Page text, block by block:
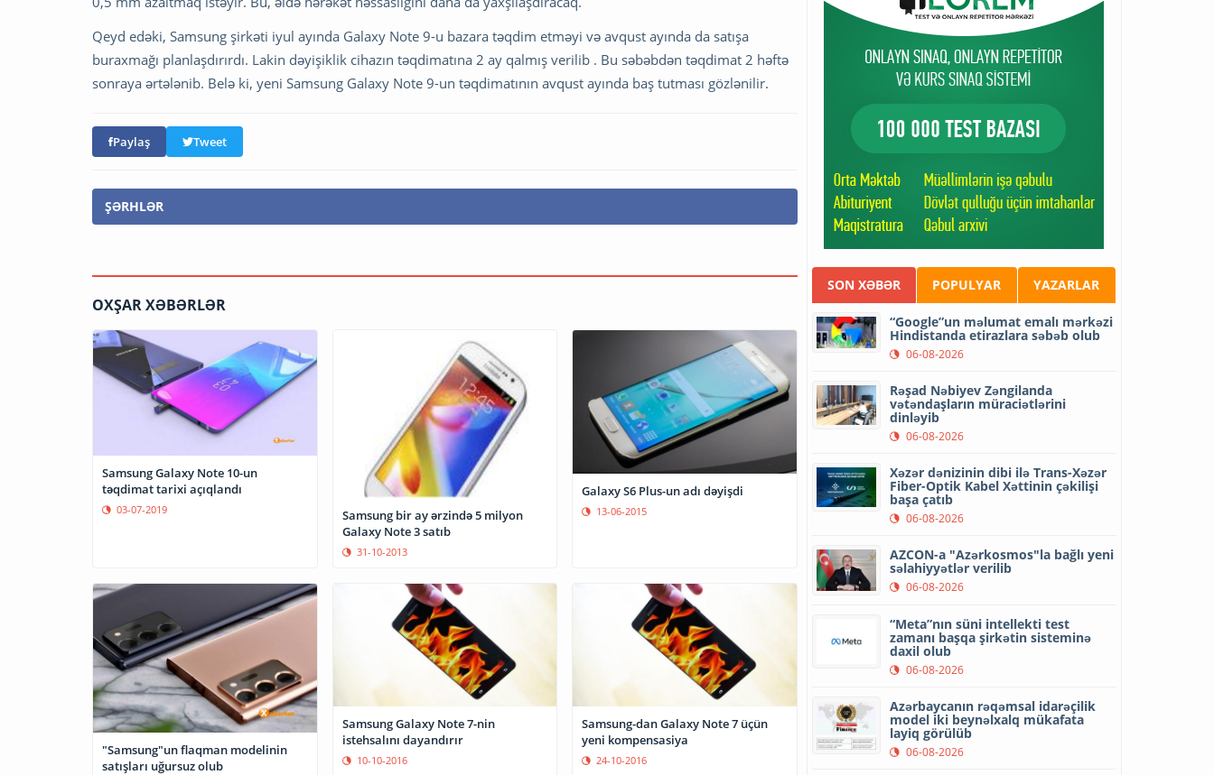
Qeyd edəki, Samsung şirkəti iyul ayında Galaxy Note 9-u bazara təqdim etməyi və avqust ayında da satışa
buraxmağı planlaşdırırdı. Lakin dəyişiklik cihazın təqdimatına 2 ay qalmış verilib . Bu səbəbdən təqdimat 2 həftə
sonraya ərtələnib. Belə ki, yeni Samsung Galaxy Note 9-un təqdimatının avqust ayında baş tutması gözlənilir.
Paylaş Tweet
ŞƏRHLƏR
OXŞAR XƏBƏRLƏR
Samsung Galaxy Note 10-un
təqdimat tarixi açıqlandı
03-07-2019
Samsung bir ay ərzində 5 milyon
Galaxy Note 3 satıb
31-10-2013
Galaxy S6 Plus-un adı dəyişdi
13-06-2015
"Samsung"un flaqman modelinin
satışları uğursuz olub
Samsung Galaxy Note 7-nin
istehsalını dayandırır
10-10-2016
Samsung-dan Galaxy Note 7 üçün
yeni kompensasiya
24-10-2016
SON XƏBƏR POPULYAR YAZARLAR
“Google”un məlumat emalı mərkəzi
Hindistanda etirazlara səbəb olub
06-08-2026
Rəşad Nəbiyev Zəngilanda
vətəndaşların müraciətlərini
dinləyib
06-08-2026
Xəzər dənizinin dibi ilə Trans-Xəzər
Fiber-Optik Kabel Xəttinin çəkilişi
başa çatıb
06-08-2026
AZCON-a "Azərkosmos"la bağlı yeni
səlahiyyətlər verilib
06-08-2026
“Meta”nın süni intellekti test
zamanı başqa şirkətin sisteminə
daxil olub
06-08-2026
Azərbaycanın rəqəmsal idarəçilik
model iki beynəlxalq mükafata
layiq görülüb
06-08-2026